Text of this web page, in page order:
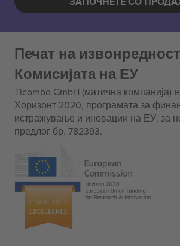
Печат на
Комисијата на ЕУ
Ticombo GmbH (матична компанија)
Хоризонт 2020, програмата за
истражување и иновации на ЕУ, за
предлог бр. 782393.